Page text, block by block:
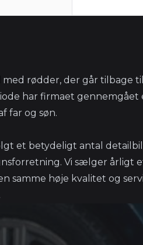
med rødder, der går tilbage
har firmaet gennemgået
far og søn.
et betydeligt antal
Vi sælger årligt
samme høje kvalitet og